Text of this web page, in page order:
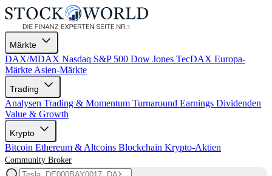
Märkte
DAX/MDAX Nasdaq S&P 500 Dow Jones TecDAX Europa-
Märkte Asien-Märkte
Trading
Analysen Trading & Momentum Turnaround Earnings Dividenden
Value & Growth
Krypto
Bitcoin Ethereum & Altcoins Blockchain Krypto-Aktien
Community Broker